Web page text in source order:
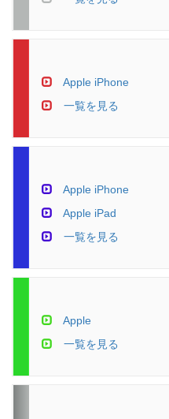
Apple iPhone
一覧を見る
Apple iPhone
Apple iPad
一覧を見る
Apple
一覧を見る